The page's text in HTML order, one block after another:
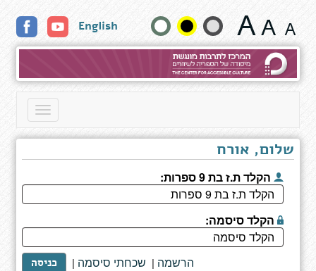
כותר
שנה
גודל
טקסט
English
Toggle
שלום, אורח
הקלד ת.ז בת 9 ספרות:
הקלד סיסמה:
כניסה | שכחתי סיסמה | הרשמה